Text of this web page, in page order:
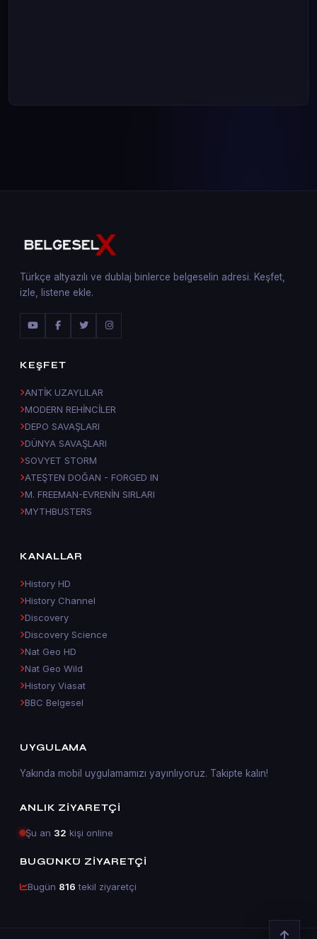
Türkçe altyazılı ve dublaj binlerce belgeselin adresi. Keşfet,
izle, listene ekle.
KEŞFET
ANTİK UZAYLILAR
MODERN REHİNCİLER
DEPO SAVAŞLARI
DÜNYA SAVAŞLARI
SOVYET STORM
ATEŞTEN DOĞAN - FORGED IN
M. FREEMAN-EVRENİN SIRLARI
MYTHBUSTERS
KANALLAR
History HD
History Channel
Discovery
Discovery Science
Nat Geo HD
Nat Geo Wild
History Viasat
BBC Belgesel
UYGULAMA
Yakında mobil uygulamamızı yayınlıyoruz. Takipte kalın!
ANLIK ZIYARETÇI
Şu an 32 kişi online
BUGÜNKÜ ZIYARETÇI
Bugün 816 tekil ziyaretçi